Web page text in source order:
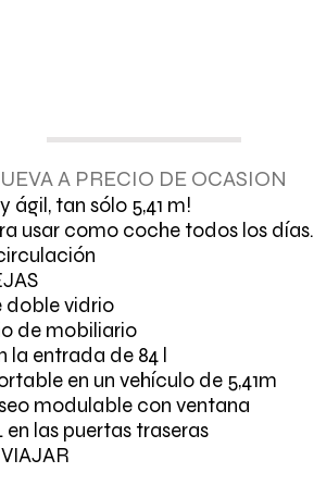
A PRECIO DE OCASION
ágil, tan sólo 5,41 m!
usar como coche todos los días.
doble vidrio
de mobiliario
la entrada de 84 l
en un vehículo de 5,41m
modulable con ventana
en las puertas traseras